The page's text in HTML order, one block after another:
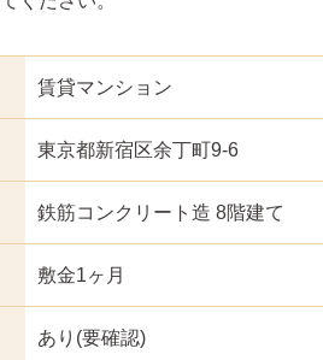
賃貸マンション
東京都新宿区余丁町9-6
鉄筋コンクリート造 8階建て
敷金1ヶ月
あり(要確認)